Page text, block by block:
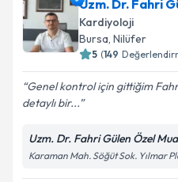
Uzm. Dr. Fahri
Kardiyoloji
Bursa, Nilüfer
5 (149
Genel kontrol için gittiğim
detaylı bir...
Uzm. Dr. Fahri Gülen Özel
Karaman Mah. Söğüt Sok. Yılmar